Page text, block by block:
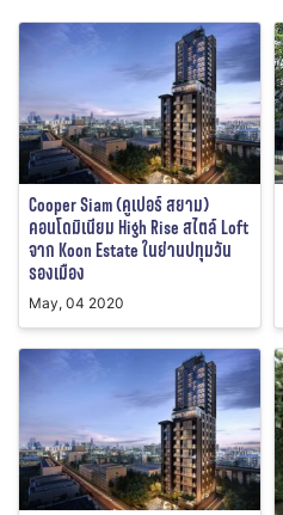
Cooper Siam (คูเปอร์ สยาม)
คอนโดมิเนียม High Rise สไตล์ Loft
จาก Koon Estate ในย่านปทุมวัน
รองเมือง
May, 04 2020